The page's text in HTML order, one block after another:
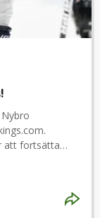
att fortsätta